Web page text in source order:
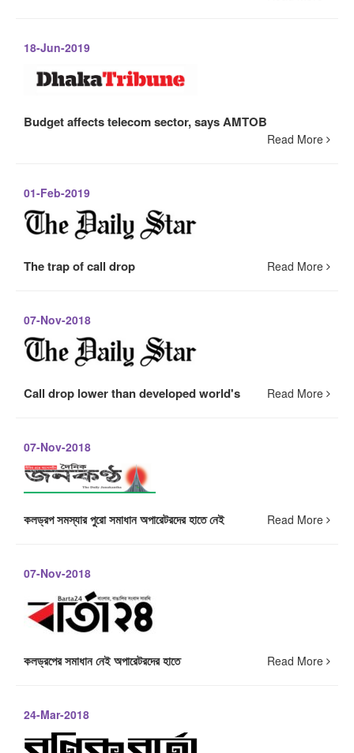
18-Jun-2019
Budget affects telecom sector, says AMTOB
Read More
01-Feb-2019
The trap of call drop Read More
07-Nov-2018
Call drop lower than developed world's Read More
07-Nov-2018
কলড্রপ সমস্যার পুরো সমাধান অপারেটরদের হাতে নেই Read More
07-Nov-2018
কলড্রপের সমাধান নেই অপারেটরদের হাতে Read More
24-Mar-2018